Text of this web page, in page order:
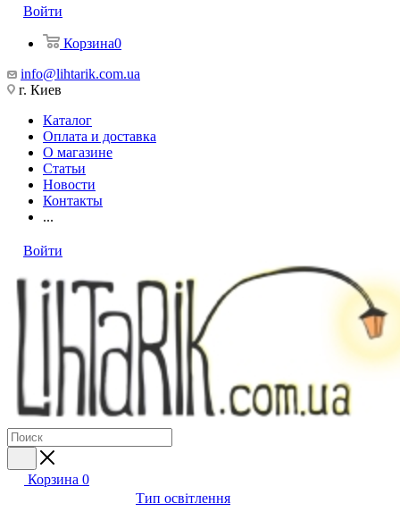
Войти
Корзина0
info@lihtarik.com.ua
г. Киев
Каталог
Оплата и доставка
О магазине
Статьи
Новости
Контакты
...
Войти
Корзина 0
Тип освітлення